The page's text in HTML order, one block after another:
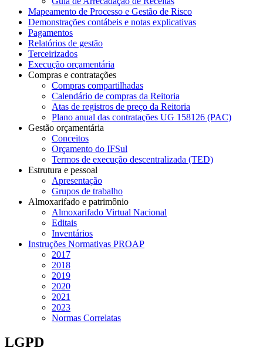
Mapeamento de Processo e Gestão de Risco
Demonstrações contábeis e notas explicativas
Pagamentos
Relatórios de gestão
Terceirizados
Execução orçamentária
Compras e contratações
Compras compartilhadas
Calendário de compras da Reitoria
Atas de registros de preço da Reitoria
Plano anual das contratações UG 158126 (PAC)
Gestão orçamentária
Conceitos
Orçamento do IFSul
Termos de execução descentralizada (TED)
Estrutura e pessoal
Apresentação
Grupos de trabalho
Almoxarifado e patrimônio
Almoxarifado Virtual Nacional
Editais
Inventários
Instruções Normativas PROAP
2017
2018
2019
2020
2021
2023
Normas Correlatas
LGPD